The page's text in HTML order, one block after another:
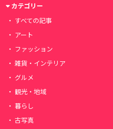
カテゴリー
すべての記事
アート
ファッション
雑貨・インテリア
グルメ
観光・地域
暮らし
古写真